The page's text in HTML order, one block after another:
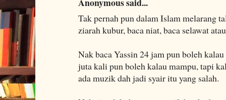
Tak pernah pun dalam Islam melarang
ziarah kubur, baca niat, baca selawat
Nak baca Yassin 24 jam pun boleh
juta kali pun boleh kalau mampu, tapi
ada muzik dah jadi syair itu yang salah.